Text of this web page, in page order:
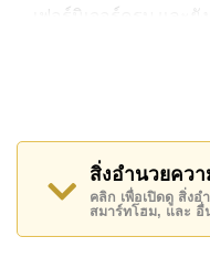
เฟอร์นิเจอร์ครบ และ
สวนส่วนตัว, ระเบียงก
อสังหาริมทรัพย์นี้สาม
กลาง ได้แก่ รักษาควา
สถานที่สำคัญใกล้
พัทยาใต้, ฟู้ดมาร์ท , พั
สิ่งอำนวยคว
คลิก เพื่อเปิดดู สิ่ง
สมาร์ทโฮม, และ อื่